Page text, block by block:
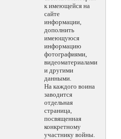
к имеющейся на
сайте
информации,
дополнить
имеющуюся
информацию
фотографиями,
видеоматериалами
и другими
данными.
На каждого воина
заводится
отдельная
страница,
посвященная
конкретному
участнику войны.